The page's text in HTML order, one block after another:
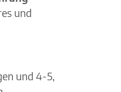
und
und 4-5,